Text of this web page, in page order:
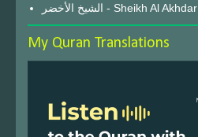
الشيخ الأخضر - Sheikh Al Akhdar
My Quran Translations